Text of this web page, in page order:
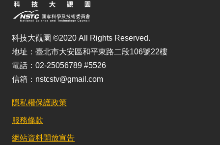
科技大觀園 ©2020 All Rights Reserved.
地址：臺北市大安區和平東路二段106號22樓
電話：02-25056789 #5526
信箱：nstcstv@gmail.com
隱私權保護政策
服務條款
網站資料開放宣告